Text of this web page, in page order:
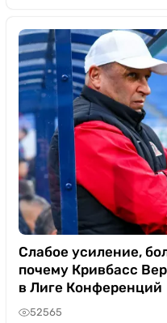
Слабое усиление,
почему Кривбасс
в Лиге Конференций
52565